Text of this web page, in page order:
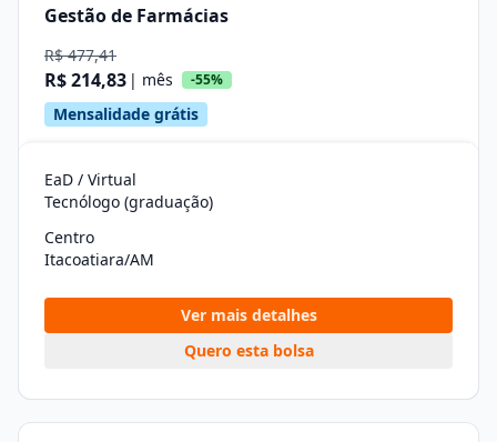
Gestão de Farmácias
R$ 477,41
R$ 214,83 | mês -55%
Mensalidade grátis
EaD / Virtual
Tecnólogo (graduação)
Centro
Itacoatiara/AM
Ver mais detalhes
Quero esta bolsa